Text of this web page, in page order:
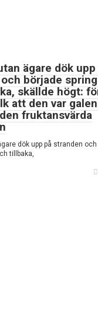
ägare dök upp
började
skällde högt:
att den var
fruktansvärda
dök upp på stranden
tillbaka,